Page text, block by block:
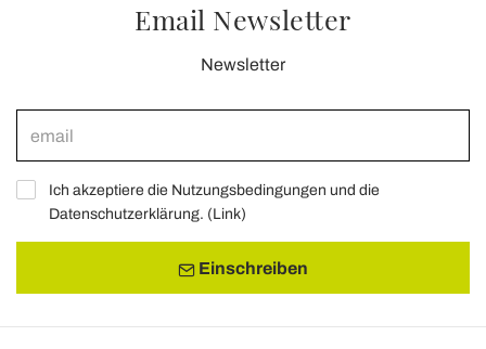
Email Newsletter
Newsletter
Ich akzeptiere die Nutzungsbedingungen und die
Datenschutzerklärung. (Link)
Einschreiben